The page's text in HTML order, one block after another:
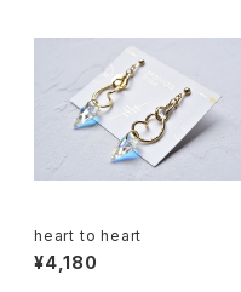
heart to heart
¥4,180